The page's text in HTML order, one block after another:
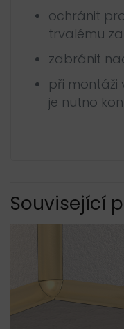
ochránit
trvalému
zabránit
při montáži
je nutno
Související